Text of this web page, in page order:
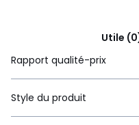
Utile
Rapport qualité-prix
Style du produit